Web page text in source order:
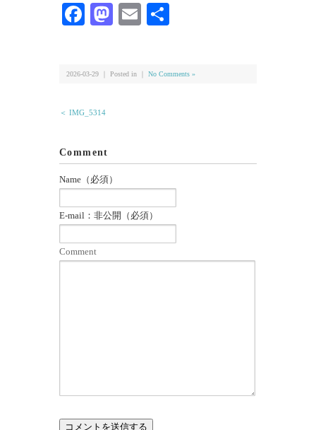
Facebook
Mastodon
Email
2026-03-29 ｜ Posted in ｜ No Comments »
＜ IMG_5314
Comment
Name（必須）
E-mail：非公開（必須）
Comment